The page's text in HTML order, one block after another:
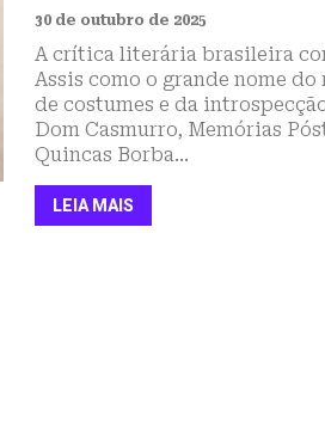
30 de outubro de 2025
A crítica literária brasileira
Assis como o grande nome
de costumes e da
Dom Casmurro, Memórias
Quincas Borba...
LEIA MAIS